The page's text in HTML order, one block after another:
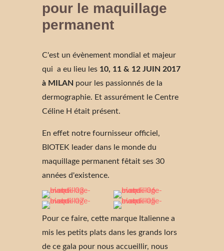
pour le maquillage
permanent
C'est un évènement mondial et majeur
qui a eu lieu les 10, 11 & 12 JUIN 2017
à MILAN pour les passionnés de la
dermographie. Et assurément le Centre
Céline H était présent.
En effet notre fournisseur officiel,
BIOTEK leader dans le monde du
maquillage permanent fêtait ses 30
années d'existence.
Pour ce faire, cette marque Italienne a
mis les petits plats dans les grands lors
de ce gala pour nous accueillir, nous